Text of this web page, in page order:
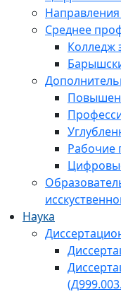
Среднее
Колледж
Рабочие
Наука